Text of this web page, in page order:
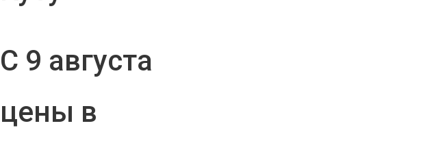
С 9 августа
цены в